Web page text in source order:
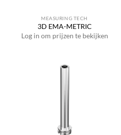
MEASURING TECH
3D EMA-METRIC
Log in om prijzen te bekijken